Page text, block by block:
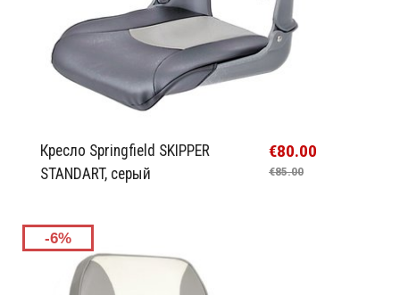
Кресло Springfield SKIPPER
STANDART, серый
€80.00
€85.00
-6%